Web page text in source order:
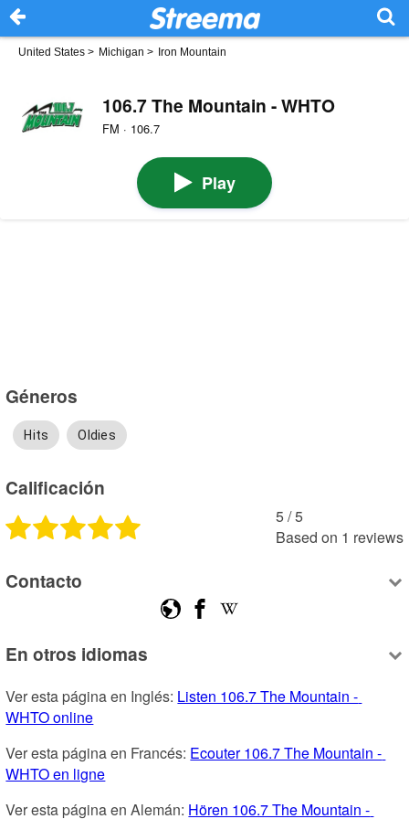
United States > Michigan > Iron Mountain
106.7 The Mountain - WHTO
FM · 106.7
Play
Géneros
Hits Oldies
Calificación
5 /5
Based on 1 reviews
Contacto
En otros idiomas
Ver esta página en Inglés: Listen 106.7 The Mountain -
WHTO online
Ver esta página en Francés: Ecouter 106.7 The Mountain -
WHTO en ligne
Ver esta página en Alemán: Hören 106.7 The Mountain -